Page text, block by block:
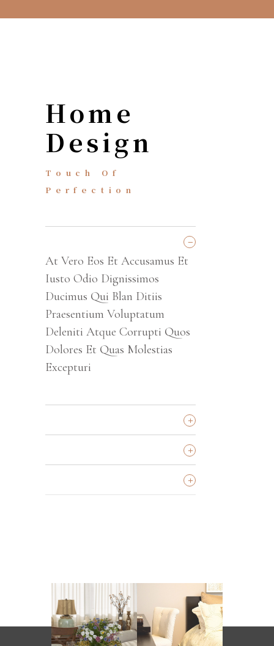
Home
Design
Touch Of
Perfection
_
At Vero Eos Et Accusamus Et
Iusto Odio Dignissimos
Ducimus Qui Blan Ditiis
Praesentium Voluptatum
Deleniti Atque Corrupti Quos
Dolores Et Quas Molestias
Excepturi
+
+
+